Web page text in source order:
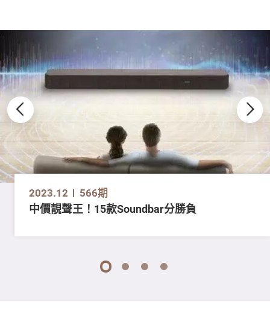
2023.12 566期
中價靚聲王！15款Soundbar分勝負
1 2 3 4